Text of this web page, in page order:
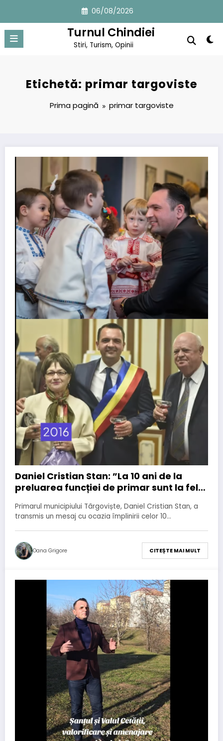
conținut
06/08/2026
Turnul Chindiei
Stiri, Turism, Opinii
Etichetă: primar targoviste
Prima pagină primar targoviste
Daniel Cristian Stan: ”La 10 ani de la
preluarea funcției de primar sunt la fel
într-un model de dezvoltare urbană”
Primarul municipiului Târgoviște, Daniel Cristian Stan, a
transmis un mesaj cu ocazia împlinirii celor 10…
Oana Grigore CITEȘTE MAI MULT